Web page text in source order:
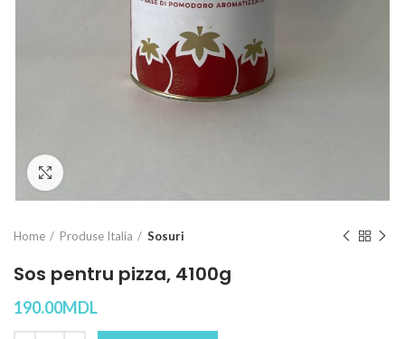
Home Produse Italia Sosuri
Sos pentru pizza, 4100g
190.00MDL